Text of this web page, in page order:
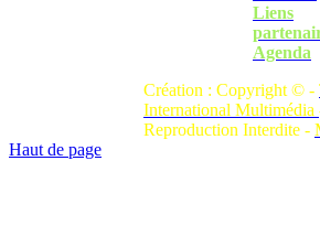
Liens
Agenda
Création : Copyright © -
International Multimédia
Reproduction Interdite -
Haut de page